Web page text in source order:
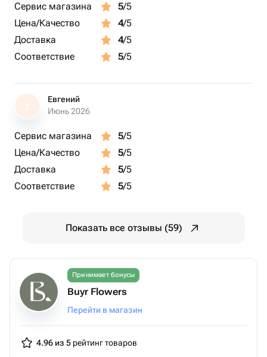
Сервис магазина 5/5
Цена/Качество
4/5
Доставка
4/5
Соответствие
5/5
Е
Евгений
Июнь 2026
Сервис магазина 5/5
Цена/Качество
5/5
Доставка
5/5
Соответствие
5/5
Показать все отзывы (59)
Принимает бонусы
Buyr Flowers
Перейти в магазин
4.96 из 5 рейтинг товаров